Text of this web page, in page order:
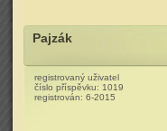
Pajzák
registrovaný uživatel
číslo příspěvku: 1019
registrován: 6-2015